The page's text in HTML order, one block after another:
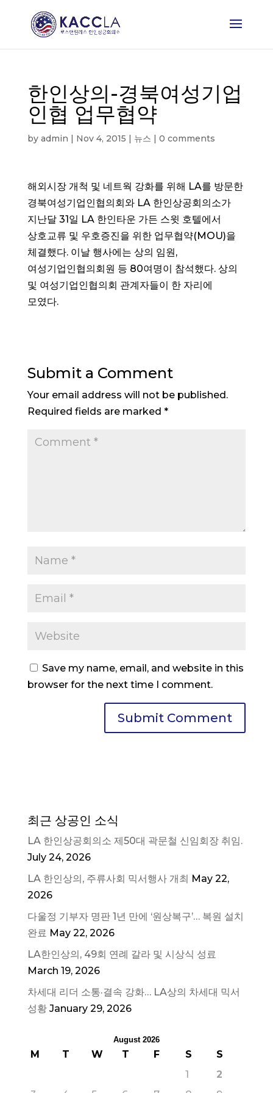
한인상의-경북여성기업
인협 업무협약
by admin | Nov 4, 2015 | 뉴스 | 0 comments
해외시장 개척 및 네트웍 강화를 위해 LA를 방문한
경북여성기업인협의회와 LA 한인상공회의소가
지난달 31일 LA 한인타운 가든 스윗 호텔에서
상호교류 및 우호증진을 위한 업무협약(MOU)을
체결했다. 이날 행사에는 상의 임원,
여성기업인협의회원 등 80여명이 참석했다. 상의
및 여성기업인협의회 관계자들이 한 자리에
모였다.
Submit a Comment
Your email address will not be published.
Required fields are marked *
Save my name, email, and website in this
browser for the next time I comment.
최근 상공인 소식
LA 한인상공회의소 제50대 곽문철 신임회장 취임.
July 24, 2026
LA 한인상의, 주류사회 믹서행사 개최 May 22,
2026
다울정 기부자 명판 1년 만에 ‘원상복구’… 복원 설치
완료 May 22, 2026
LA한인상의, 49회 연례 갈라 및 시상식 성료
March 19, 2026
차세대 리더 소통·결속 강화… LA상의 차세대 믹서
성황 January 29, 2026
August 2026
M T W T F S
S
1
2